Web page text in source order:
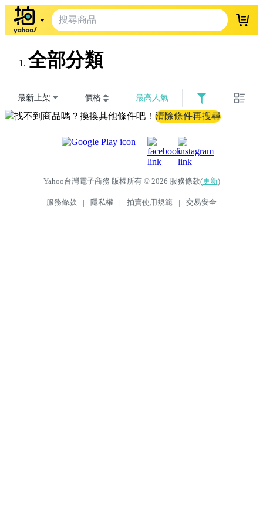
登入
全部分類
最新上架 價格 最高人氣
找不到商品嗎？換換其他條件吧！ 清除條件再搜尋
Yahoo台灣電子商務 版權所有 © 2026 服務條款(更新)
服務條款 | 隱私權 | 拍賣使用規範 | 交易安全